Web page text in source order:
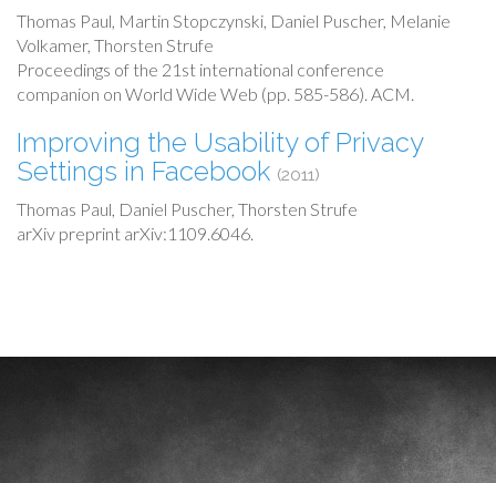
Thomas Paul, Martin Stopczynski, Daniel Puscher, Melanie
Volkamer, Thorsten Strufe
Proceedings of the 21st international conference
companion on World Wide Web (pp. 585-586). ACM.
Improving the Usability of Privacy
Settings in Facebook (2011)
Thomas Paul, Daniel Puscher, Thorsten Strufe
arXiv preprint arXiv:1109.6046.